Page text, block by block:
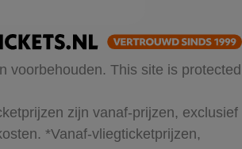
voorbehouden. This site is protected
zijn vanaf-prijzen, exclusief
*Vanaf-vliegticketprijzen,